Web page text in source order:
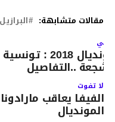
مقالات متشابهة: البرازيل
مونديال
..التفاصيل
لا تفوت
الفيفا يعاقب
المونديال